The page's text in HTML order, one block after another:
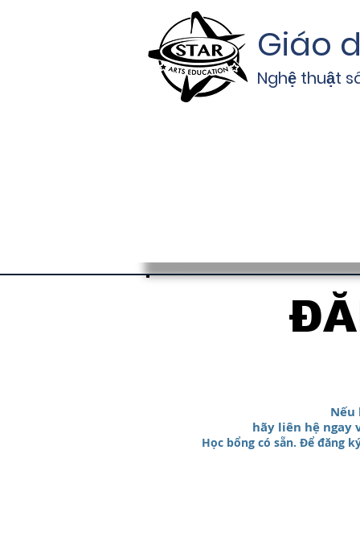
Giáo
Nghệ thuật
Nếu
hãy liên hệ ngay
Học bổng có sẵn. Để đăng